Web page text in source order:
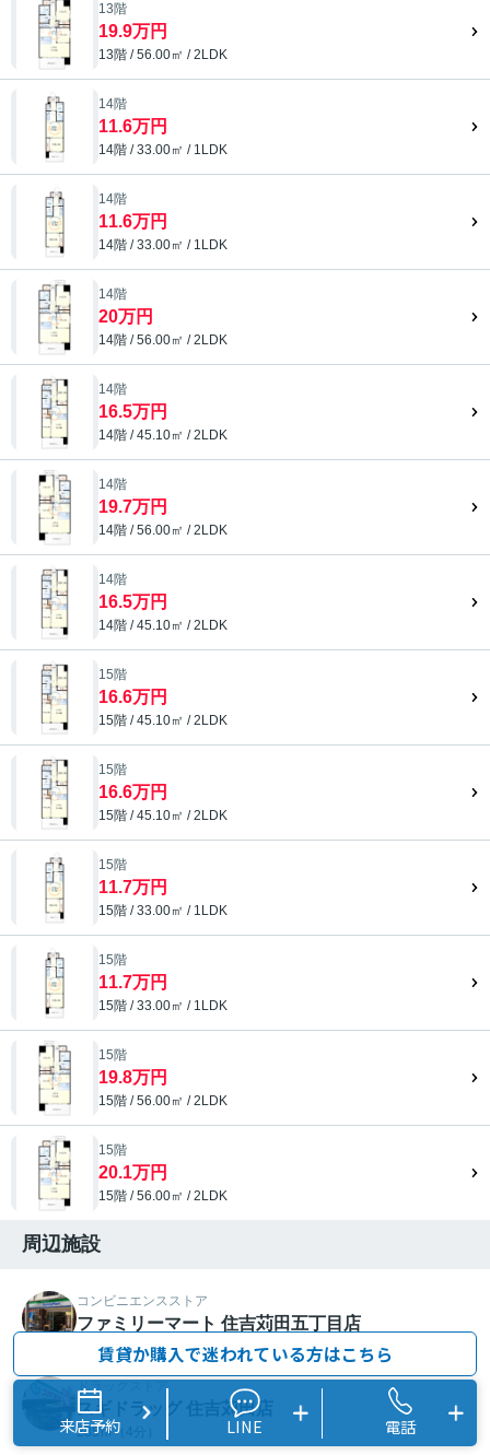
13階
19.9万円
13階 / 56.00㎡ / 2LDK
14階
11.6万円
14階 / 33.00㎡ / 1LDK
14階
11.6万円
14階 / 33.00㎡ / 1LDK
14階
20万円
14階 / 56.00㎡ / 2LDK
14階
16.5万円
14階 / 45.10㎡ / 2LDK
14階
19.7万円
14階 / 56.00㎡ / 2LDK
14階
16.5万円
14階 / 45.10㎡ / 2LDK
15階
16.6万円
15階 / 45.10㎡ / 2LDK
15階
16.6万円
15階 / 45.10㎡ / 2LDK
15階
11.7万円
15階 / 33.00㎡ / 1LDK
15階
11.7万円
15階 / 33.00㎡ / 1LDK
15階
19.8万円
15階 / 56.00㎡ / 2LDK
15階
20.1万円
15階 / 56.00㎡ / 2LDK
周辺施設
コンビニエンスストア
ファミリーマート 住吉苅田五丁目店
262ｍ（4分）
ドラッグストア
スギドラッグ 住吉苅田店
285ｍ（4分）
賃貸か購入で迷われている方はこちら
来店予約 LINE 電話